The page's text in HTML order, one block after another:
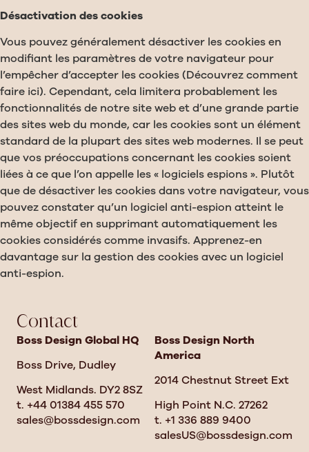
Désactivation des cookies
Vous pouvez généralement désactiver les cookies en
modifiant les paramètres de votre navigateur pour
l’empêcher d’accepter les cookies (Découvrez comment
faire ici). Cependant, cela limitera probablement les
fonctionnalités de notre site web et d’une grande partie
des sites web du monde, car les cookies sont un élément
standard de la plupart des sites web modernes. Il se peut
que vos préoccupations concernant les cookies soient
liées à ce que l’on appelle les « logiciels espions ». Plutôt
que de désactiver les cookies dans votre navigateur, vous
pouvez constater qu’un logiciel anti-espion atteint le
même objectif en supprimant automatiquement les
cookies considérés comme invasifs. Apprenez-en
davantage sur la gestion des cookies avec un logiciel
anti-espion.
Contact
Boss Design Global HQ
Boss Drive, Dudley
West Midlands. DY2 8SZ
t. +44 01384 455 570
sales@bossdesign.com
Boss Design North
America
2014 Chestnut Street Ext
High Point N.C. 27262
t. +1 336 889 9400
salesUS@bossdesign.com